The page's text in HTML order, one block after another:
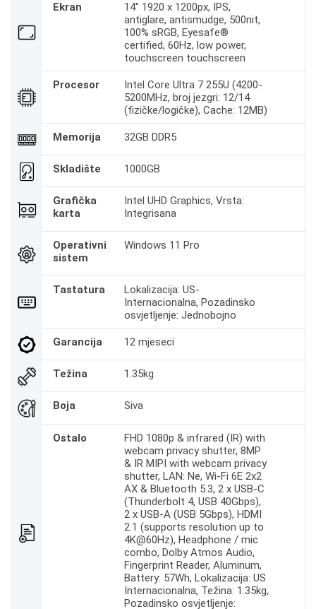
Ekran
14" 1920 x 1200px, IPS,
antiglare, antismudge, 500nit,
100% sRGB, Eyesafe®
certified, 60Hz, low power,
touchscreen touchscreen
Procesor
Intel Core Ultra 7 255U (4200-
5200MHz, broj jezgri: 12/14
(fizičke/logičke), Cache: 12MB)
Memorija 32GB DDR5
Skladište 1000GB
Grafička
karta
Intel UHD Graphics, Vrsta:
Integrisana
Operativni
sistem
Windows 11 Pro
Tastatura
Lokalizacija: US-
Internacionalna, Pozadinsko
osvjetljenje: Jednobojno
Garancija 12 mjeseci
Težina 1.35kg
Boja Siva
Ostalo
FHD 1080p & infrared (IR) with
webcam privacy shutter, 8MP
& IR MIPI with webcam privacy
shutter, LAN: Ne, Wi-Fi 6E 2x2
AX & Bluetooth 5.3, 2 x USB-C
(Thunderbolt 4, USB 40Gbps),
2 x USB-A (USB 5Gbps), HDMI
2.1 (supports resolution up to
4K@60Hz), Headphone / mic
combo, Dolby Atmos Audio,
Fingerprint Reader, Aluminum,
Battery: 57Wh, Lokalizacija: US
Internacionalna, Težina: 1.35kg,
Pozadinsko osvjetljenje: